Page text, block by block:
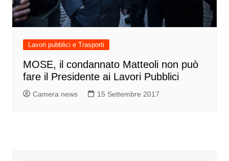
Lavori pubblici e Trasporti
MOSE, il condannato Matteoli non può
fare il Presidente ai Lavori Pubblici
Camera news 15 Settembre 2017